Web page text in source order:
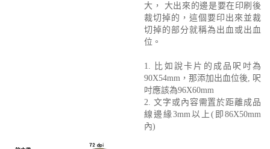
大， 大出來的邊是要在印刷後
裁切掉的，這個要印出來並裁
切掉的部分就稱為出血或出血
位。
1. 比如說卡片的成品呎吋為
90X54mm，那添加出血位後, 呎
吋應該為96X60mm
2. 文字或內容需置於距離成品
線邊緣3mm以上(即86X50mm
內)